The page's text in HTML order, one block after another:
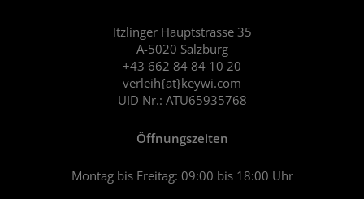
Itzlinger Hauptstrasse 35
A-5020 Salzburg
+43 662 84 84 10 20
verleih{at}keywi.com
UID Nr.: ATU65935768
Öffnungszeiten
Montag bis Freitag: 09:00 bis 18:00 Uhr